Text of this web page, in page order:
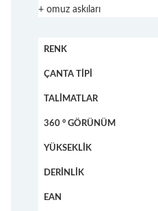
+ omuz askıları
RENK
ÇANTA TİPİ
TALİMATLAR
360 ° GÖRÜNÜM
YÜKSEKLİK
DERİNLİK
EAN